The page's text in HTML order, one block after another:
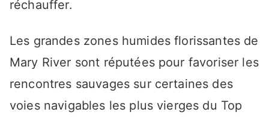
réchauffer.
Les grandes zones humides florissantes de
Mary River sont réputées pour favoriser les
rencontres sauvages sur certaines des
voies navigables les plus vierges du Top